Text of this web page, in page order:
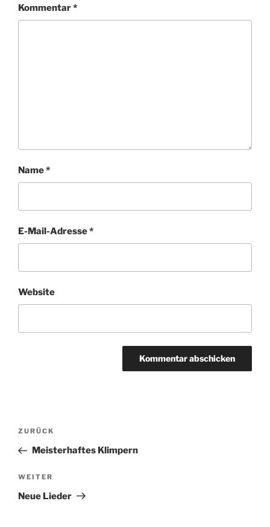
Kommentar*
Name*
E-Mail-Adresse*
Website
Beitragsnavigation
Vorheriger
Beitrag
ZURÜCK
Meisterhaftes Klimpern
Nächster
Beitrag
WEITER
Neue Lieder